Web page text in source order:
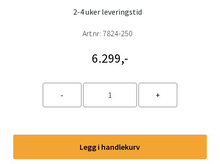
2-4 uker leveringstid
Art.nr: 7824-250
6.299,-
Legg i handlekurv